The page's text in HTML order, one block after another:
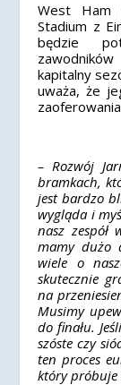
West Ham
Stadium z
będzie
kapitalny
uważa, że
– Rozwój
bramkach,
jest bardzo
wygląda i
nasz
mamy dużo
wiele o
skutecznie
na
Musimy
do finału.
szóste czy
ten proces
który próbuje